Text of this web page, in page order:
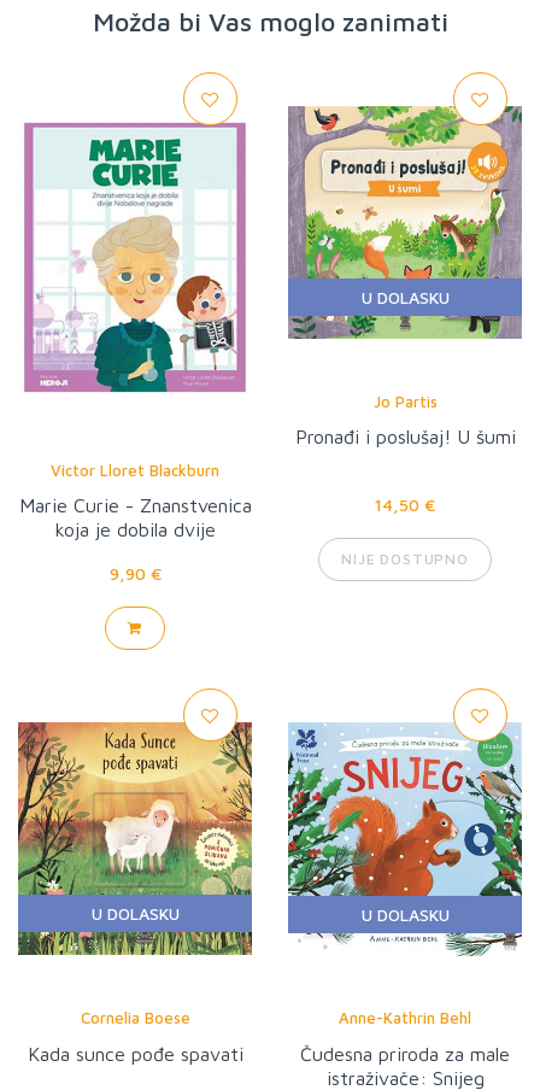
Možda bi Vas moglo zanimati
Victor Lloret Blackburn
Marie Curie - Znanstvenica
koja je dobila dvije
9,90 €
U DOLASKU
Jo Partis
Pronađi i poslušaj! U šumi
14,50 €
NIJE DOSTUPNO
U DOLASKU
Cornelia Boese
Kada sunce pođe spavati
U DOLASKU
Anne-Kathrin Behl
Čudesna priroda za male
istraživače: Snijeg